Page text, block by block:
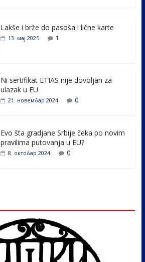
e
er ar
e
Lakše i brže do pasoša i lične karte
13. мај 2025. 1
Ni sertifikat ETIAS nije dovoljan za
ulazak u EU
21. новембар 2024. 0
Evo šta gradjane Srbije čeka po novim
pravilima putovanja u EU?
8. октобар 2024. 0